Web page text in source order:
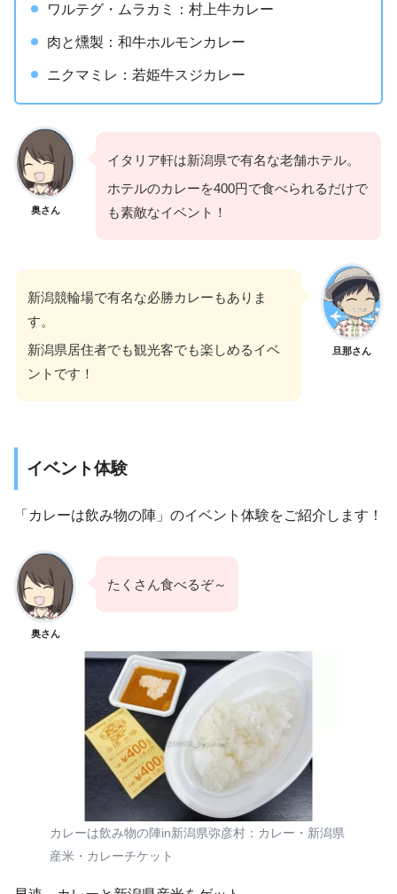
ワルテグ・ムラカミ：村上牛カレー
肉と燻製：和牛ホルモンカレー
ニクマミレ：若姫牛スジカレー
奥さん
イタリア軒は新潟県で有名な老舗ホテル。
ホテルのカレーを400円で食べられるだけで
も素敵なイベント！
旦那さん
新潟競輪場で有名な必勝カレーもありま
す。
新潟県居住者でも観光客でも楽しめるイベ
ントです！
イベント体験
「カレーは飲み物の陣」のイベント体験をご紹介します！
奥さん
たくさん食べるぞ～
カレーは飲み物の陣in新潟県弥彦村：カレー・新潟県
産米・カレーチケット